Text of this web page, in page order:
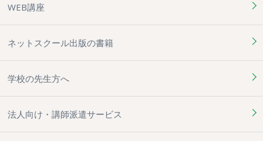
WEB講座
ネットスクール出版の書籍
学校の先生方へ
法人向け・講師派遣サービス